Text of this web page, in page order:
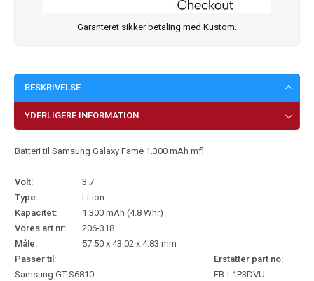
Garanteret sikker betaling med Kustom.
BESKRIVELSE
YDERLIGERE INFORMATION
Batteri til Samsung Galaxy Fame 1.300 mAh mfl
Volt:
3.7
Type:
Li-ion
Kapacitet:
1.300 mAh (4.8 Whr)
Vores art nr:
206-318
Måle:
57.50 x 43.02 x 4.83 mm
Passer til:
Erstatter part no:
Samsung GT-S6810
EB-L1P3DVU